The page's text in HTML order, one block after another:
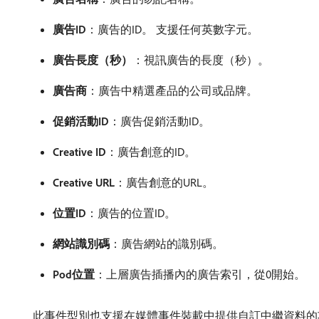
廣告ID ：廣告的ID。 支援任何英數字元。
廣告長度（秒） ：視訊廣告的長度（秒）。
廣告商 ：廣告中精選產品的公司或品牌。
促銷活動ID ：廣告促銷活動ID。
Creative ID ：廣告創意的ID。
Creative URL ：廣告創意的URL。
位置ID ：廣告的位置ID。
網站識別碼 ：廣告網站的識別碼。
Pod位置 ：上層廣告插播內的廣告索引，從0開始。
此事件型別也支援在媒體事件裝載中提供自訂中繼資料